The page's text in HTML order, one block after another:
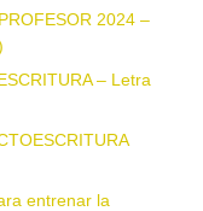
2024 –
– Letra
entrenar la